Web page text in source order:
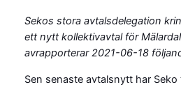
Sekos stora avtalsdelegation
ett nytt kollektivavtal för
avrapporterar 2021-06-18
Sen senaste avtalsnytt har